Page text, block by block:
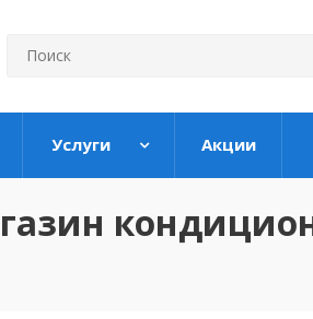
Услуги Акции